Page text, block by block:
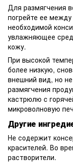
Для размягчения
погрейте ее
необходимой
увлажняющее
кожу.
При высокой
более низкую,
внешний вид, но
размягчения
кастрюлю с
микроволновую
Другие
Не содержит
красителей. Во
растворители.